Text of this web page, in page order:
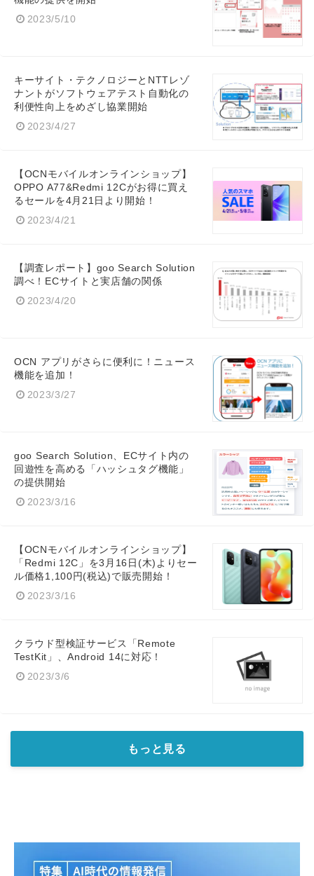
2023/5/10
キーサイト・テクノロジーとNTTレゾ
ナントがソフトウェアテスト自動化の
利便性向上をめざし協業開始
2023/4/27
【OCNモバイルオンラインショップ】
OPPO A77&Redmi 12Cがお得に買え
るセールを4月21日より開始！
2023/4/21
【調査レポート】goo Search Solution
調べ！ECサイトと実店舗の関係
2023/4/20
OCN アプリがさらに便利に！ニュース
機能を追加！
2023/3/27
goo Search Solution、ECサイト内の
回遊性を高める「ハッシュタグ機能」
の提供開始
2023/3/16
【OCNモバイルオンラインショップ】
「Redmi 12C」を3月16日(木)よりセー
ル価格1,100円(税込)で販売開始！
2023/3/16
クラウド型検証サービス「Remote
TestKit」、Android 14に対応！
2023/3/6
もっと見る
Japanese
English